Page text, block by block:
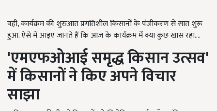
वही, कार्यक्रम की शुरुआत प्रगतिशील किसानों के पंजीकरण से सात शुरू
हुआ. ऐसे में आइए जानते हैं कि आज के कार्यक्रम में क्या कुछ खास रहा....
'एमएफओआई समृद्ध किसान उत्सव'
में किसानों ने किए अपने विचार
साझा